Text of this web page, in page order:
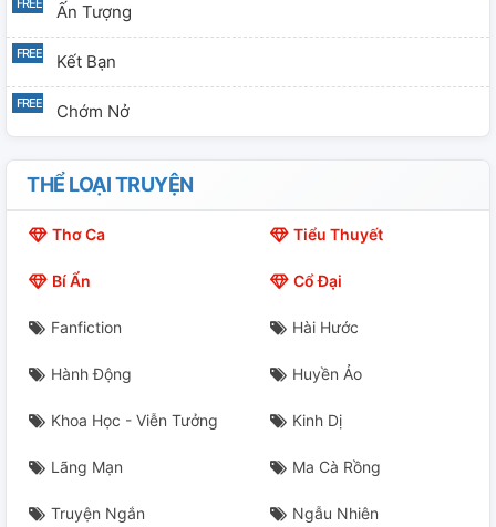
Ấn Tượng
Kết Bạn
Chớm Nở
THỂ LOẠI TRUYỆN
Thơ Ca Tiểu Thuyết
Bí Ẩn Cổ Đại
Fanfiction Hài Hước
Hành Động Huyền Ảo
Khoa Học - Viễn Tưởng Kinh Dị
Lãng Mạn Ma Cà Rồng
Truyện Ngắn Ngẫu Nhiên